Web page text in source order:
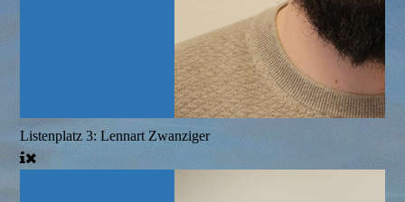
Listenplatz 3: Lennart Zwanziger